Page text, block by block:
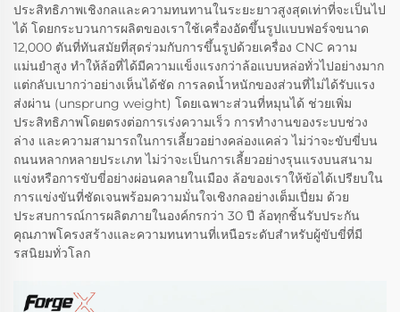
ประสิทธิภาพเชิงกลและความทนทานในระยะยาวสูงสุดเท่าที่จะเป็นไป
ได้ โดยกระบวนการผลิตของเราใช้เครื่องอัดขึ้นรูปแบบฟอร์จขนาด
12,000 ตันที่ทันสมัยที่สุดร่วมกับการขึ้นรูปด้วยเครื่อง CNC ความ
แม่นยำสูง ทำให้ล้อที่ได้มีความแข็งแรงกว่าล้อแบบหล่อทั่วไปอย่างมาก
แต่กลับเบากว่าอย่างเห็นได้ชัด การลดน้ำหนักของส่วนที่ไม่ได้รับแรง
ส่งผ่าน (unsprung weight) โดยเฉพาะส่วนที่หมุนได้ ช่วยเพิ่ม
ประสิทธิภาพโดยตรงต่อการเร่งความเร็ว การทำงานของระบบช่วง
ล่าง และความสามารถในการเลี้ยวอย่างคล่องแคล่ว ไม่ว่าจะขับขี่บน
ถนนหลากหลายประเภท ไม่ว่าจะเป็นการเลี้ยวอย่างรุนแรงบนสนาม
แข่งหรือการขับขี่อย่างผ่อนคลายในเมือง ล้อของเราให้ข้อได้เปรียบใน
การแข่งขันที่ชัดเจนพร้อมความมั่นใจเชิงกลอย่างเต็มเปี่ยม ด้วย
ประสบการณ์การผลิตภายในองค์กรกว่า 30 ปี ล้อทุกชิ้นรับประกัน
คุณภาพโครงสร้างและความทนทานที่เหนือระดับสำหรับผู้ขับขี่ที่มี
รสนิยมทั่วโลก